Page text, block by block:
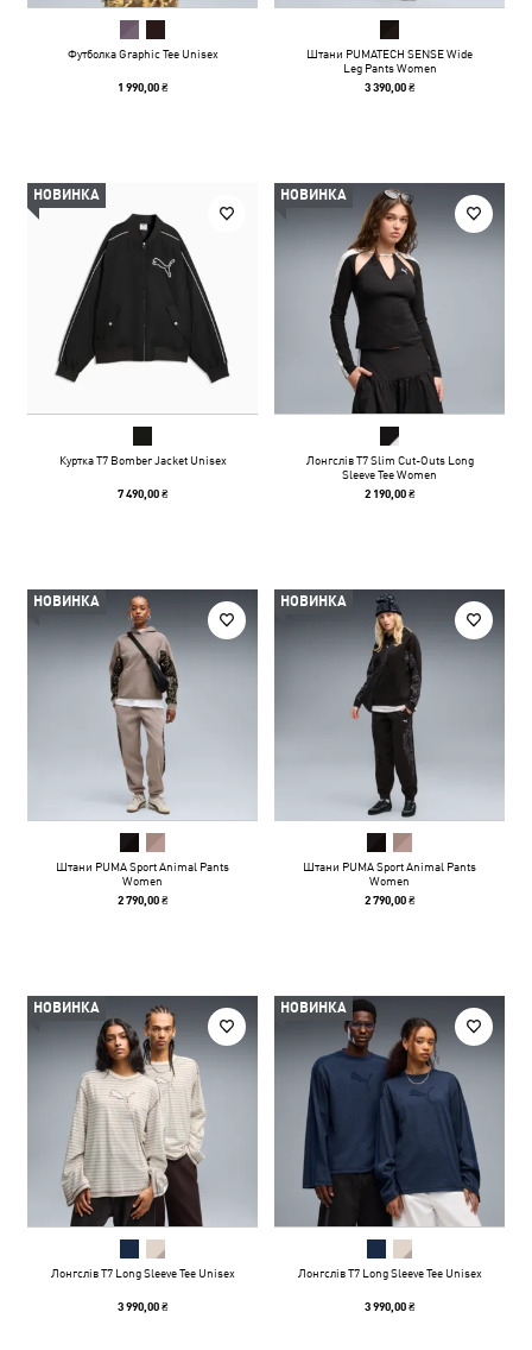
Футболка Graphic Tee Unisex
1 990,00 ₴
Штани PUMATECH SENSE Wide
Leg Pants Women
3 390,00 ₴
НОВИНКА
Куртка T7 Bomber Jacket Unisex
7 490,00 ₴
НОВИНКА
Лонгслів T7 Slim Cut-Outs Long
Sleeve Tee Women
2 190,00 ₴
НОВИНКА
Штани PUMA Sport Animal Pants
Women
2 790,00 ₴
НОВИНКА
Штани PUMA Sport Animal Pants
Women
2 790,00 ₴
НОВИНКА
Лонгслів T7 Long Sleeve Tee Unisex
3 990,00 ₴
НОВИНКА
Лонгслів T7 Long Sleeve Tee Unisex
3 990,00 ₴